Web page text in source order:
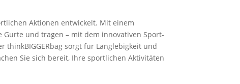
Aktionen entwickelt. Mit einem
und tragen – mit dem innovativen Sport-
thinkBIGGERbag sorgt für Langlebigkeit und
Sie sich bereit, Ihre sportlichen Aktivitäten